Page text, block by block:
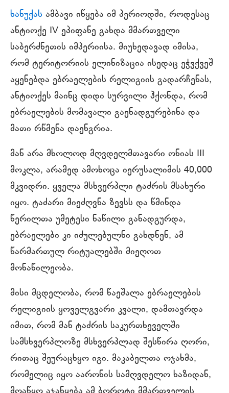
ხანუქას ამბავი იწყება იმ პერიოდში, როდესაც
ანტიოქე IV ეპიფანე გახდა მმართველი
საბერძნეთის იმპერიისა. მიუხედავად იმისა,
რომ ტერიტორიის ელინიზაცია ისედაც ეჭვქვეშ
აყენებდა ებრაელების რელიგიის გადარჩენას,
ანტიოქეს მაინც დიდი სურვილი ჰქონდა, რომ
ებრაელების მომავალი გაენადგურებინა და
მათი რწმენა დაენგრია.
მან არა მხოლოდ მღვდელმთავარი ონიას III
მოკლა, არამედ ამოხოცა იერუსალიმის 40,000
მკვიდრი. ყველა მსხვერპლი ტაძრის მსახური
იყო. ტაძარი მიეძღვნა ზევსს და წმინდა
წერილთა უმეტესი ნაწილი განადგურდა,
ებრაელები კი იძულებულნი გახდნენ, ამ
წარმართულ რიტუალებში მიეღოთ
მონაწილეობა.
მისი მცდელობა, რომ წაეშალა ებრაელების
რელიგიის ყოველგვარი კვალი, დამთავრდა
იმით, რომ მან ტაძრის საკურთხეველში
სამსხვერპლოზე მსხვერპლად შესწირა ღორი,
რითაც შეურაცხყო იგი. მაკაბელთა ოჯახმა,
რომელიც იყო აარონის სამღვდელო ხაზიდან,